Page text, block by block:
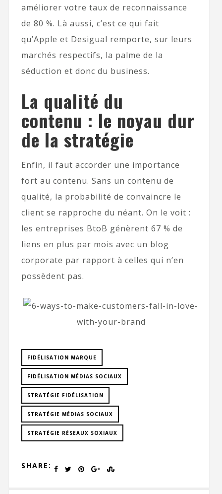
améliorer votre taux de reconnaissance
de 80 %. Là aussi, c’est ce qui fait
qu’Apple et Desigual remporte, sur leurs
marchés respectifs, la palme de la
séduction et donc du business.
La qualité du
contenu : le noyau dur
de la stratégie
Enfin, il faut accorder une importance
fort au contenu. Sans un contenu de
qualité, la probabilité de convaincre le
client se rapproche du néant. On le voit :
les entreprises BtoB génèrent 67 % de
liens en plus par mois avec un blog
corporate par rapport à celles qui n’en
possèdent pas.
FIDÉLISATION MARQUE
FIDÉLISATION MÉDIAS SOCIAUX
STRATÉGIE FIDÉLISATION
STRATÉGIE MÉDIAS SOCIAUX
STRATÉGIE RÉSEAUX SOXIAUX
SHARE: